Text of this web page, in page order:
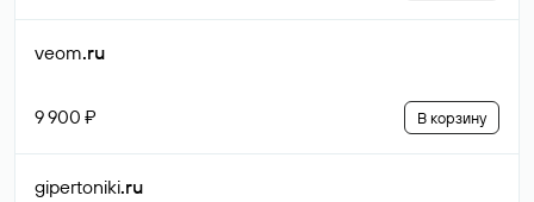
veom.ru
9 900 ₽ В корзину
gipertoniki.ru